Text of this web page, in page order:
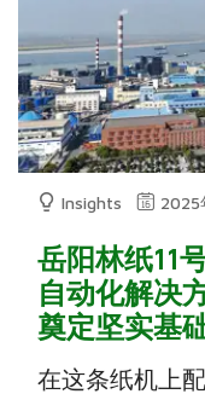
Insights 2025
岳阳林纸11
自动化解决
奠定坚实基
在这条纸机上